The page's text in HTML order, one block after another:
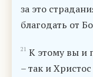
за это
благодать от
21 К этому вы и
– так и Христос